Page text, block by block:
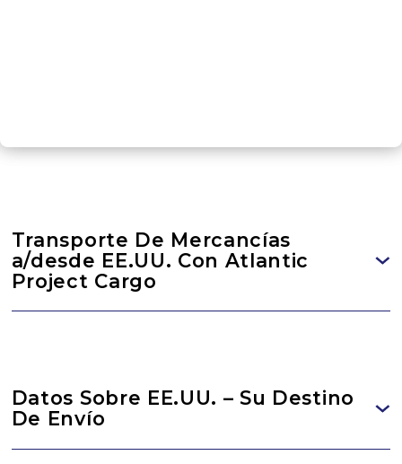
Transporte De Mercancías
a/desde EE.UU. Con Atlantic
Project Cargo
Datos Sobre EE.UU. – Su Destino
De Envío